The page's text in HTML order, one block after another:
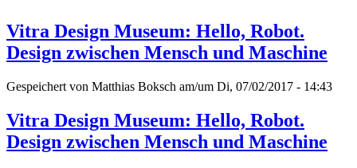
Vitra Design Museum: Hello, Robot.
Design zwischen Mensch und Maschine
Gespeichert von Matthias Boksch am/um Di, 07/02/2017 - 14:43
Vitra Design Museum: Hello, Robot.
Design zwischen Mensch und Maschine